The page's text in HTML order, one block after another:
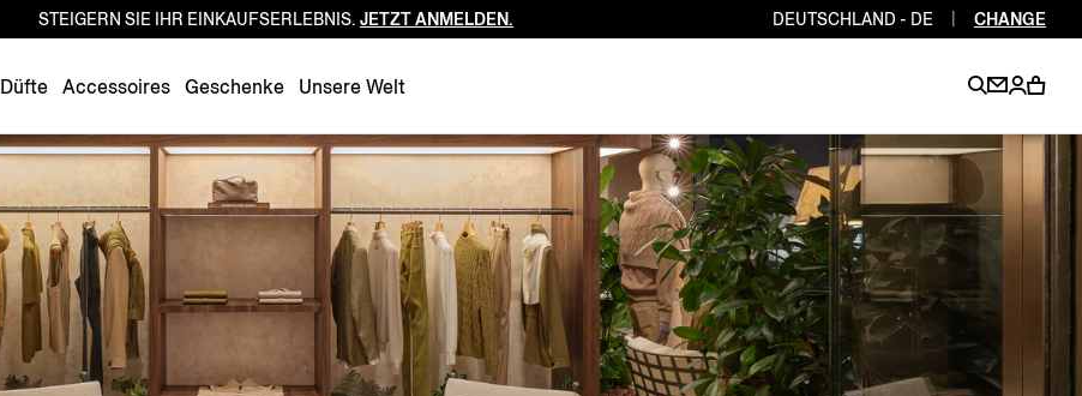
Luxembourg EN
Netherlands EN
Poland
Portugal
Romania
Slovakia
Slovenia
Spain EN
Sweden
STEIGERN SIE IHR EINKAUFSERLEBNIS. JETZT ANMELDEN. DEUTSCHLAND - DE CHANGE
Düfte Accessoires Geschenke Unsere Welt